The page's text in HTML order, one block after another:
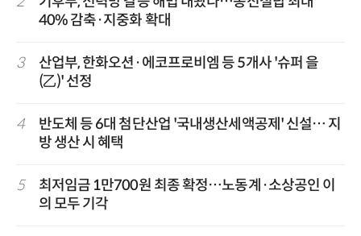
40% 감축·지중화 확대
3
산업부, 한화오션·에코프로비엠 등 5개사 '슈퍼 을
(乙)' 선정
4
반도체 등 6대 첨단산업 '국내생산세액공제' 신설… 지
방 생산 시 혜택
5
최저임금 1만700원 최종 확정…노동계·소상공인 이
의 모두 기각